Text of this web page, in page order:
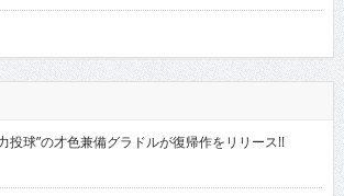
投球”の才色兼備グラドルが復帰作をリリース!!